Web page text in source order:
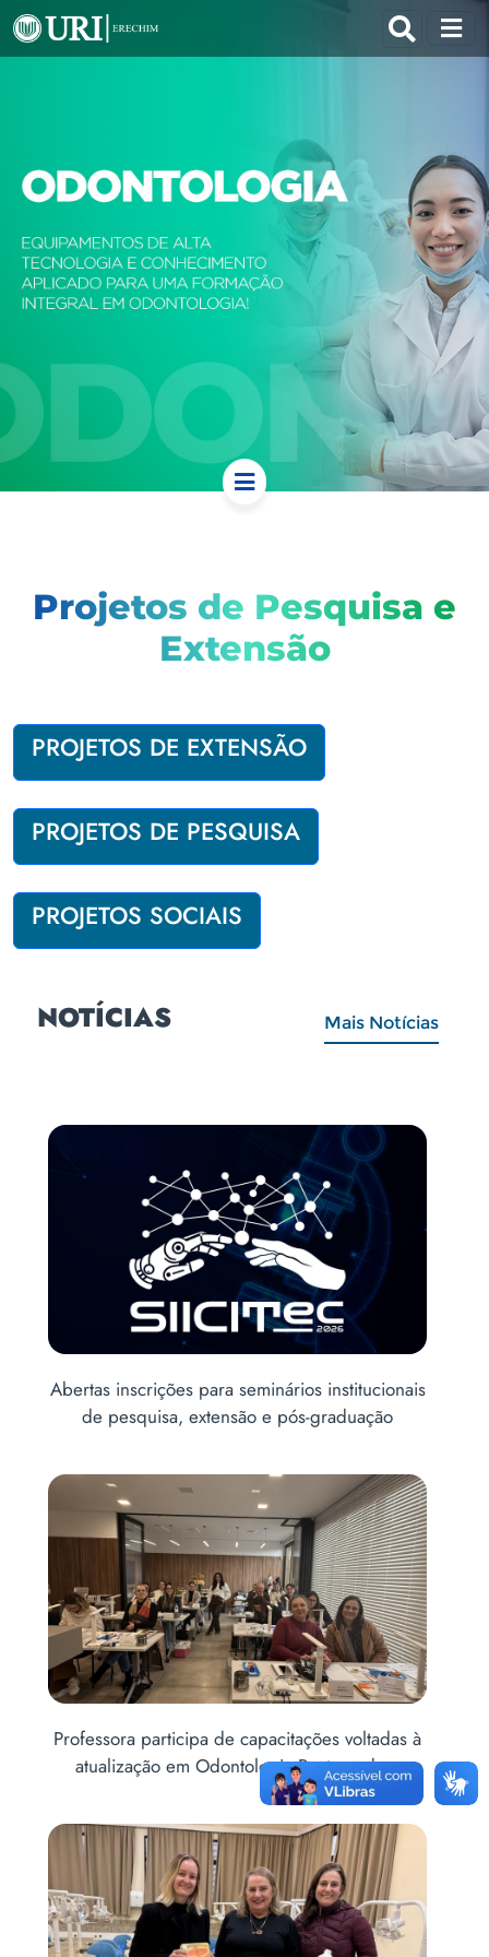
Projetos de Pesquisa e
Extensão
PROJETOS DE EXTENSÃO
PROJETOS DE PESQUISA
PROJETOS SOCIAIS
NOTÍCIAS Mais Notícias
institucionais
graduação
voltadas à
Restauradora
Abertas inscrições para o Vestibular
2ª edição
Acadêmicos de Odontologia levam
à comunidade